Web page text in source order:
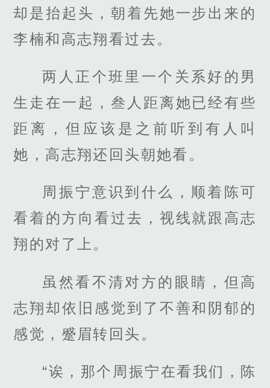
却是抬起头，朝着先她一步出来的
李楠和高志翔看过去。
两人正个班里一个关系好的男
生走在一起，叁人距离她已经有些
距离，但应该是之前听到有人叫
她，高志翔还回头朝她看。
周振宁意识到什么，顺着陈可
看着的方向看过去，视线就跟高志
翔的对了上。
虽然看不清对方的眼睛，但高
志翔却依旧感觉到了不善和阴郁的
感觉，蹙眉转回头。
“诶，那个周振宁在看我们，陈